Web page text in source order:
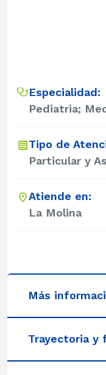
Especialidad:
Pediatria;
Tipo de
Particular y
Atiende en:
La Molina
Más
Trayectoria y